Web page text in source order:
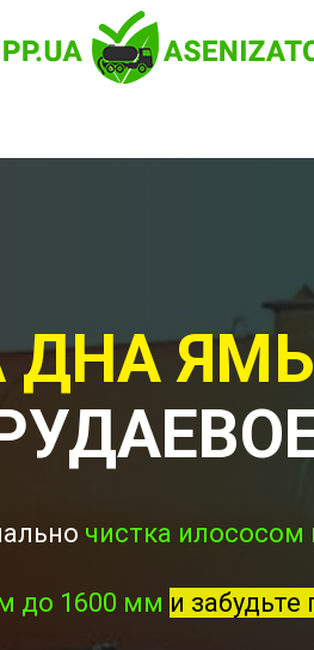
ДНА
чистка илососом
до 1600 мм и